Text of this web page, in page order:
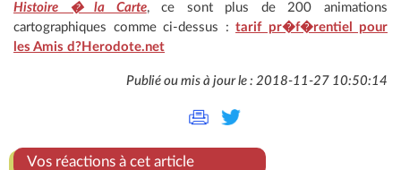
Histoire � la Carte, ce sont plus de 200 animations
cartographiques comme ci-dessus : tarif pr�f�rentiel pour
les Amis d?Herodote.net
Publié ou mis à jour le : 2018-11-27 10:50:14
Vos réactions à cet article